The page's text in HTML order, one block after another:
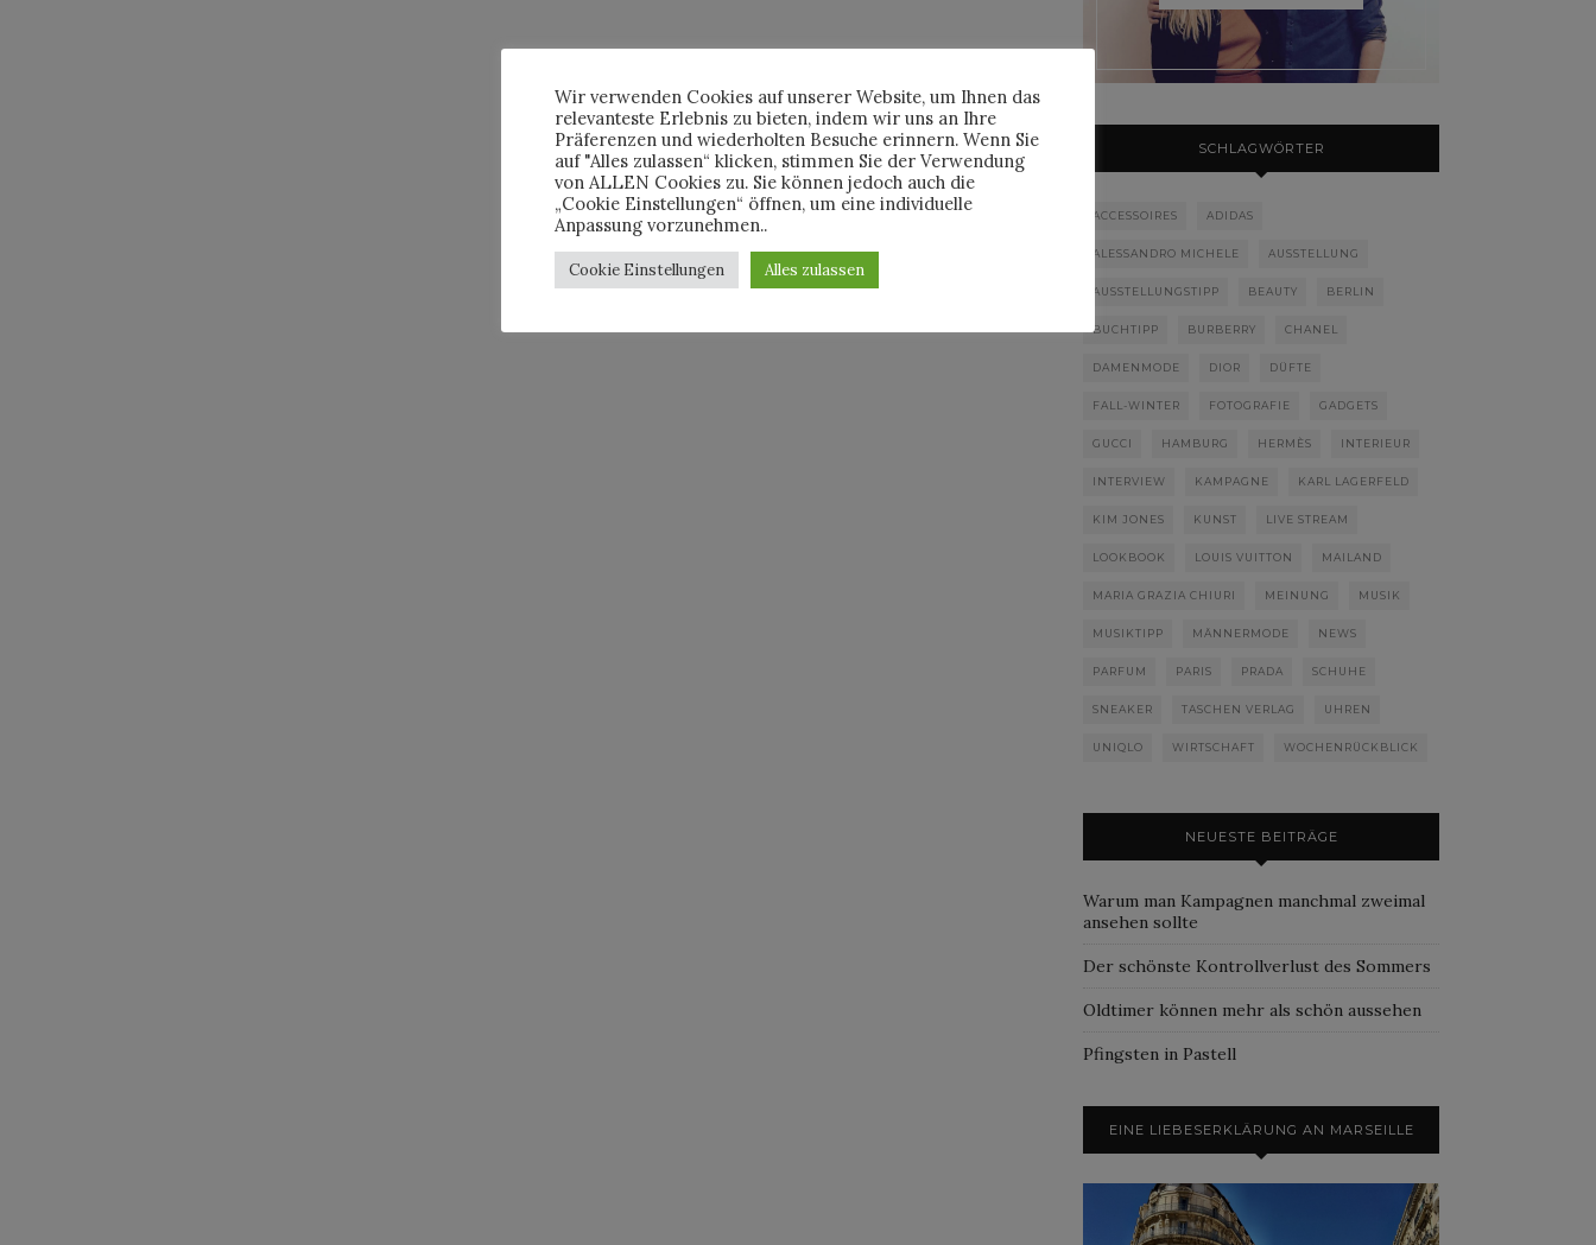
SCHLAGWÖRTER
ACCESSOIRES ADIDAS
ALESSANDRO MICHELE AUSSTELLUNG
AUSSTELLUNGSTIPP BEAUTY BERLIN
BUCHTIPP BURBERRY CHANEL
DAMENMODE DIOR DÜFTE
FALL-WINTER FOTOGRAFIE GADGETS
GUCCI HAMBURG HERMÈS INTERIEUR
INTERVIEW KAMPAGNE KARL LAGERFELD
KIM JONES KUNST LIVE STREAM
LOOKBOOK LOUIS VUITTON MAILAND
MARIA GRAZIA CHIURI MEINUNG MUSIK
MUSIKTIPP MÄNNERMODE NEWS
PARFUM PARIS PRADA SCHUHE
SNEAKER TASCHEN VERLAG UHREN
UNIQLO WIRTSCHAFT WOCHENRÜCKBLICK
NEUESTE BEITRÄGE
Warum man Kampagnen manchmal zweimal
ansehen sollte
Der schönste Kontrollverlust des Sommers
Oldtimer können mehr als schön aussehen
Pfingsten in Pastell
EINE LIEBESERKLÄRUNG AN MARSEILLE
Wir verwenden Cookies auf unserer Website, um Ihnen das
relevanteste Erlebnis zu bieten, indem wir uns an Ihre
Präferenzen und wiederholten Besuche erinnern. Wenn Sie
auf "Alles zulassen“ klicken, stimmen Sie der Verwendung
von ALLEN Cookies zu. Sie können jedoch auch die
„Cookie Einstellungen“ öffnen, um eine individuelle
Anpassung vorzunehmen..
Cookie Einstellungen Alles zulassen